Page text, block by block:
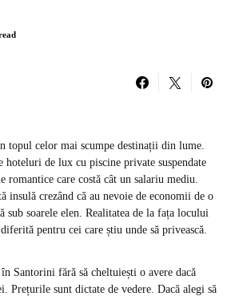
topul celor mai scumpe destinații din lume.
hoteluri de lux cu piscine private suspendate
romantice care costă cât un salariu mediu.
insulă crezând că au nevoie de economii de o
sub soarele elen. Realitatea de la fața locului
pentru cei care știu unde să privească.
în Santorini fără să cheltuiești o avere dacă
Prețurile sunt dictate de vedere. Dacă alegi să